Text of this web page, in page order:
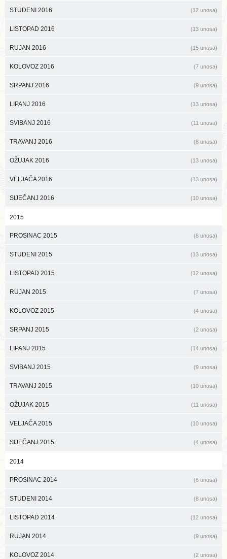
STUDENI 2016 (12 unosa)
LISTOPAD 2016 (13 unosa)
RUJAN 2016 (15 unosa)
KOLOVOZ 2016 (7 unosa)
SRPANJ 2016 (9 unosa)
LIPANJ 2016 (13 unosa)
SVIBANJ 2016 (11 unosa)
TRAVANJ 2016 (8 unosa)
OŽUJAK 2016 (13 unosa)
VELJAČA 2016 (13 unosa)
SIJEČANJ 2016 (10 unosa)
2015
PROSINAC 2015 (8 unosa)
STUDENI 2015 (13 unosa)
LISTOPAD 2015 (12 unosa)
RUJAN 2015 (7 unosa)
KOLOVOZ 2015 (4 unosa)
SRPANJ 2015 (2 unosa)
LIPANJ 2015 (14 unosa)
SVIBANJ 2015 (9 unosa)
TRAVANJ 2015 (10 unosa)
OŽUJAK 2015 (11 unosa)
VELJAČA 2015 (10 unosa)
SIJEČANJ 2015 (4 unosa)
2014
PROSINAC 2014 (6 unosa)
STUDENI 2014 (8 unosa)
LISTOPAD 2014 (12 unosa)
RUJAN 2014 (9 unosa)
KOLOVOZ 2014 (2 unosa)